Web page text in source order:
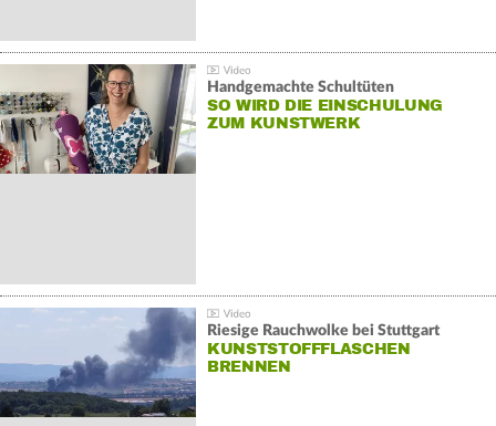
Handgemachte Schultüten
SO WIRD DIE EINSCHULUNG
ZUM KUNSTWERK
Riesige Rauchwolke bei Stuttgart
KUNSTSTOFFFLASCHEN
BRENNEN